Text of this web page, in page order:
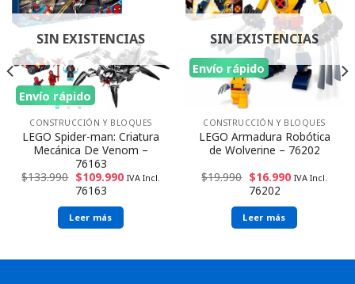
Envío rápido
SIN EXISTENCIAS
CONSTRUCCIÓN Y BLOQUES
LEGO Spider-man: Criatura
Mecánica De Venom –
76163
$133.990 $109.990 IVA Incl.
76163
Leer más
Envío rápido
SIN EXISTENCIAS
CONSTRUCCIÓN Y BLOQUES
LEGO Armadura Robótica
de Wolverine – 76202
$19.990 $16.990 IVA Incl.
76202
Leer más